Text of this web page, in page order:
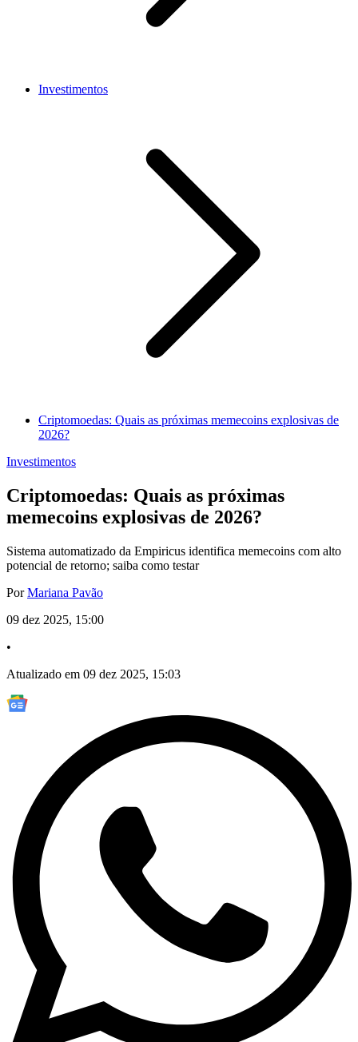
Investimentos
Criptomoedas: Quais as próximas memecoins explosivas de
2026?
Investimentos
Criptomoedas: Quais as próximas
memecoins explosivas de 2026?
Sistema automatizado da Empiricus identifica memecoins com alto
potencial de retorno; saiba como testar
PorMariana Pavão
09 dez 2025, 15:00
•
Atualizado em 09 dez 2025, 15:03